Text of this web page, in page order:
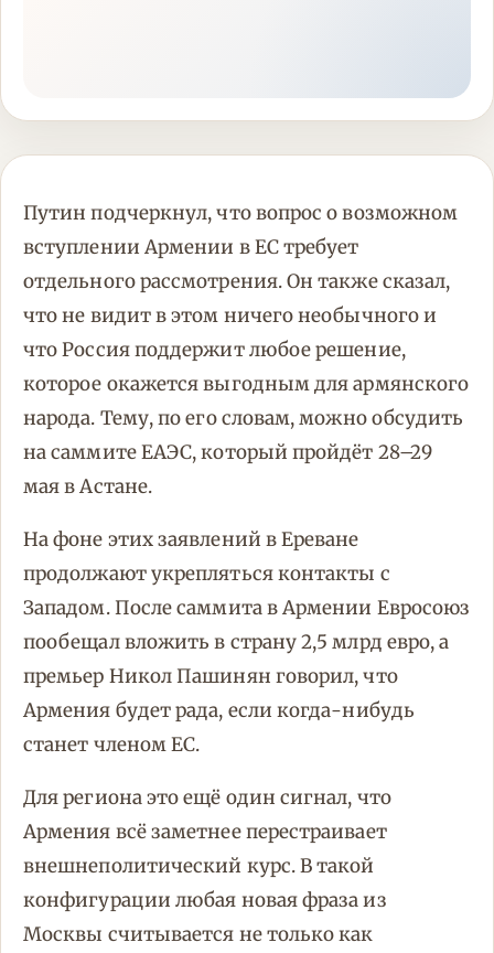
Путин подчеркнул, что вопрос о возможном
вступлении Армении в ЕС требует
отдельного рассмотрения. Он также сказал,
что не видит в этом ничего необычного и
что Россия поддержит любое решение,
которое окажется выгодным для армянского
народа. Тему, по его словам, можно обсудить
на саммите ЕАЭС, который пройдёт 28–29
мая в Астане.
На фоне этих заявлений в Ереване
продолжают укрепляться контакты с
Западом. После саммита в Армении Евросоюз
пообещал вложить в страну 2,5 млрд евро, а
премьер Никол Пашинян говорил, что
Армения будет рада, если когда-нибудь
станет членом ЕС.
Для региона это ещё один сигнал, что
Армения всё заметнее перестраивает
внешнеполитический курс. В такой
конфигурации любая новая фраза из
Москвы считывается не только как